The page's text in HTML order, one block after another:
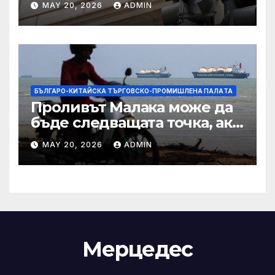
сделката за съдебно дело с
IRS
MAY 20, 2026 ADMIN
БЪЛГАРО-КИТАЙСКА ТЪРГОВСКО-ПРОМИШЛЕНА ПАЛAТА
Проливът Малака може да
бъде следващата точка, ако
Азия не внимава
MAY 20, 2026 ADMIN
Мерцедес